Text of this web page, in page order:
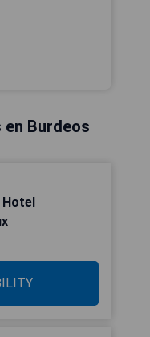
Burdeos
Hotel